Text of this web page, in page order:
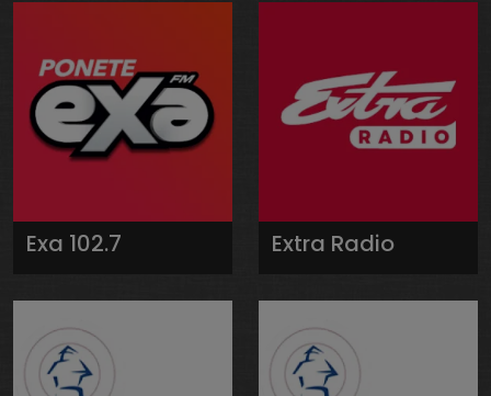
Exa 102.7 Extra Radio